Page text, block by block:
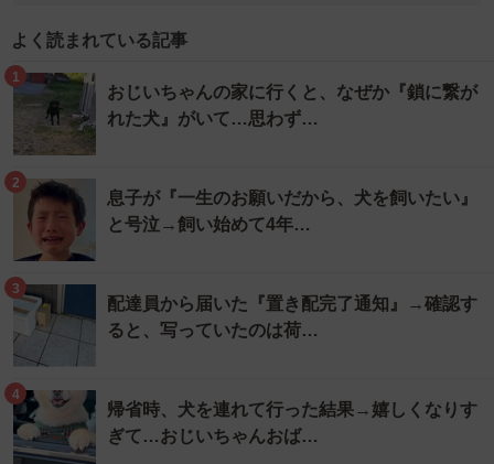
よく読まれている記事
1
おじいちゃんの家に行くと、なぜか『鎖に繋が
れた犬』がいて…思わず…
2
息子が『一生のお願いだから、犬を飼いたい』
と号泣→飼い始めて4年…
3
配達員から届いた『置き配完了通知』→確認す
ると、写っていたのは荷…
4
帰省時、犬を連れて行った結果→嬉しくなりす
ぎて…おじいちゃんおば…